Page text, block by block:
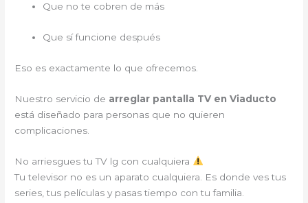
Que no te cobren de más
Que sí funcione después
Eso es exactamente lo que ofrecemos.
Nuestro servicio de arreglar pantalla TV en Viaducto
está diseñado para personas que no quieren
complicaciones.
No arriesgues tu TV lg con cualquiera
Tu televisor no es un aparato cualquiera. Es donde ves tus
series, tus películas y pasas tiempo con tu familia.